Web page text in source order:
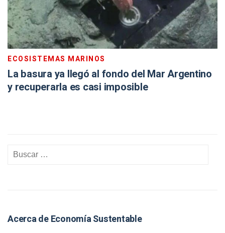
ECOSISTEMAS MARINOS
La basura ya llegó al fondo del Mar Argentino
y recuperarla es casi imposible
Acerca de Economía Sustentable